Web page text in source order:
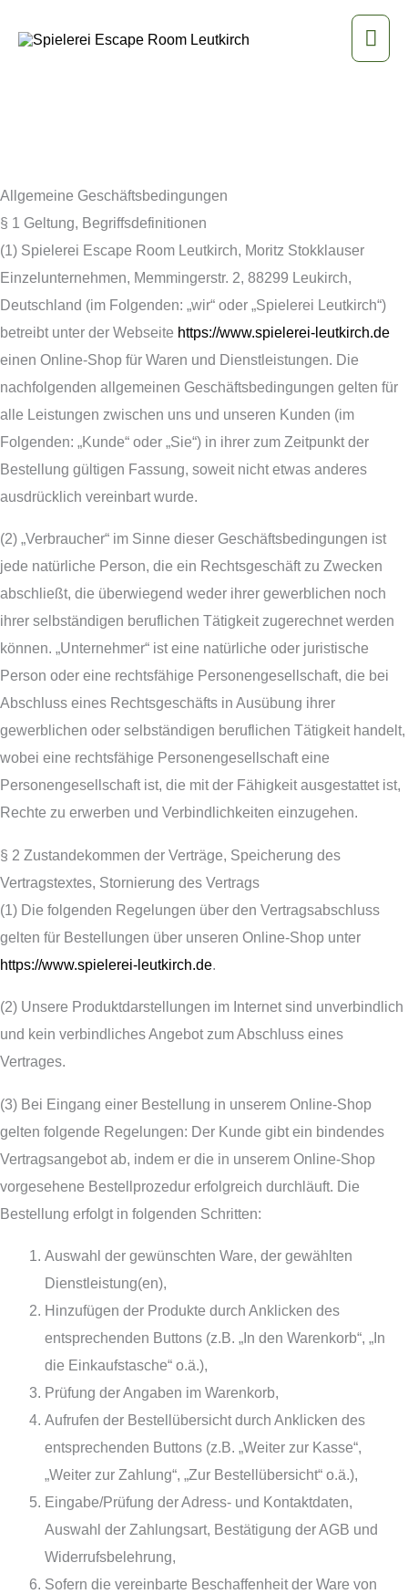
Inhalt
Allgemeine Geschäftsbedingungen
§ 1 Geltung, Begriffsdefinitionen
(1) Spielerei Escape Room Leutkirch, Moritz Stokklauser
Einzelunternehmen, Memmingerstr. 2, 88299 Leukirch,
Deutschland (im Folgenden: „wir“ oder „Spielerei Leutkirch“)
betreibt unter der Webseite https://www.spielerei-leutkirch.de
einen Online-Shop für Waren und Dienstleistungen. Die
nachfolgenden allgemeinen Geschäftsbedingungen gelten für
alle Leistungen zwischen uns und unseren Kunden (im
Folgenden: „Kunde“ oder „Sie“) in ihrer zum Zeitpunkt der
Bestellung gültigen Fassung, soweit nicht etwas anderes
ausdrücklich vereinbart wurde.
(2) „Verbraucher“ im Sinne dieser Geschäftsbedingungen ist
jede natürliche Person, die ein Rechtsgeschäft zu Zwecken
abschließt, die überwiegend weder ihrer gewerblichen noch
ihrer selbständigen beruflichen Tätigkeit zugerechnet werden
können. „Unternehmer“ ist eine natürliche oder juristische
Person oder eine rechtsfähige Personengesellschaft, die bei
Abschluss eines Rechtsgeschäfts in Ausübung ihrer
gewerblichen oder selbständigen beruflichen Tätigkeit handelt,
wobei eine rechtsfähige Personengesellschaft eine
Personengesellschaft ist, die mit der Fähigkeit ausgestattet ist,
Rechte zu erwerben und Verbindlichkeiten einzugehen.
§ 2 Zustandekommen der Verträge, Speicherung des
Vertragstextes, Stornierung des Vertrags
(1) Die folgenden Regelungen über den Vertragsabschluss
gelten für Bestellungen über unseren Online-Shop unter
https://www.spielerei-leutkirch.de.
(2) Unsere Produktdarstellungen im Internet sind unverbindlich
und kein verbindliches Angebot zum Abschluss eines
Vertrages.
(3) Bei Eingang einer Bestellung in unserem Online-Shop
gelten folgende Regelungen: Der Kunde gibt ein bindendes
Vertragsangebot ab, indem er die in unserem Online-Shop
vorgesehene Bestellprozedur erfolgreich durchläuft. Die
Bestellung erfolgt in folgenden Schritten:
Auswahl der gewünschten Ware, der gewählten
Dienstleistung(en),
Hinzufügen der Produkte durch Anklicken des
entsprechenden Buttons (z.B. „In den Warenkorb“, „In
die Einkaufstasche“ o.ä.),
Prüfung der Angaben im Warenkorb,
Aufrufen der Bestellübersicht durch Anklicken des
entsprechenden Buttons (z.B. „Weiter zur Kasse“,
„Weiter zur Zahlung“, „Zur Bestellübersicht“ o.ä.),
Eingabe/Prüfung der Adress- und Kontaktdaten,
Auswahl der Zahlungsart, Bestätigung der AGB und
Widerrufsbelehrung,
Sofern die vereinbarte Beschaffenheit der Ware von